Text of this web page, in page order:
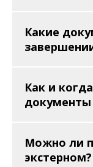
Какие
Как и
документы
Можно ли
экстерном?